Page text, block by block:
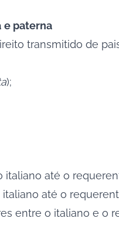
e paterna
transmitido de
);
italiano até o
até o
entre o italiano e o